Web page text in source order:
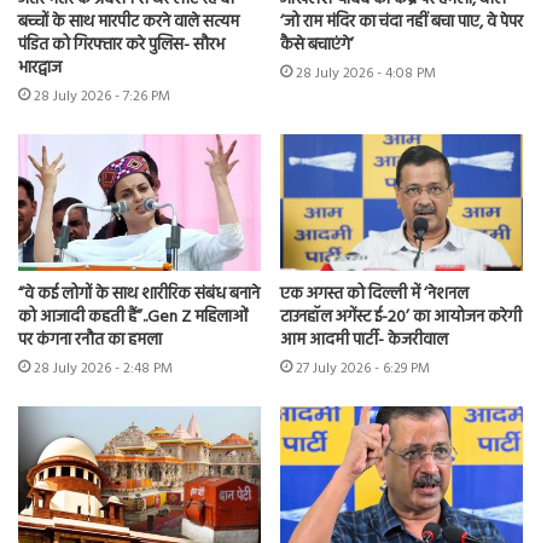
बच्चों के साथ मारपीट करने वाले सत्यम
पंडित को गिरफ्तार करे पुलिस- सौरभ
भारद्वाज
28 July 2026 - 7:26 PM
‘जो राम मंदिर का चंदा नहीं बचा पाए, वे पेपर
कैसे बचाएंगे’
28 July 2026 - 4:08 PM
“वे कई लोगों के साथ शारीरिक संबंध बनाने
को आजादी कहती हैं”..Gen Z महिलाओं
पर कंगना रनौत का हमला
28 July 2026 - 2:48 PM
एक अगस्त को दिल्ली में ‘नेशनल
टाउनहॉल अगेंस्ट ई-20’ का आयोजन करेगी
आम आदमी पार्टी- केजरीवाल
27 July 2026 - 6:29 PM